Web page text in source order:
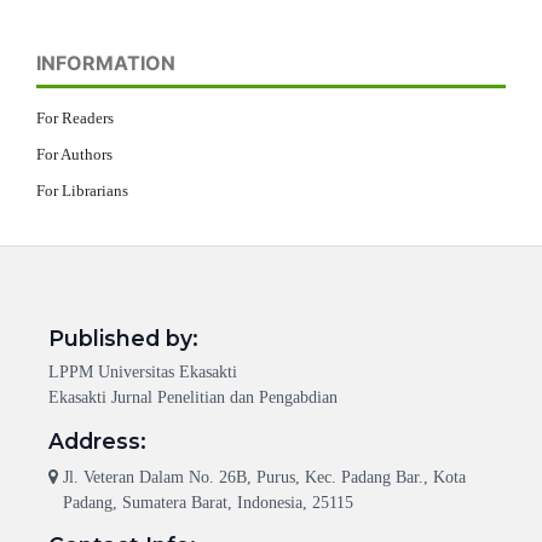
INFORMATION
For Readers
For Authors
For Librarians
Published by:
LPPM Universitas Ekasakti
Ekasakti Jurnal Penelitian dan Pengabdian
Address:
Jl. Veteran Dalam No. 26B, Purus, Kec. Padang Bar., Kota
Padang, Sumatera Barat, Indonesia, 25115